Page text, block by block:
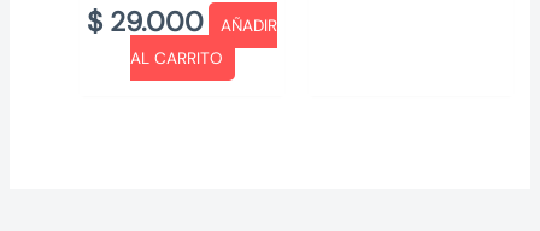
$ 29.000
AÑADIR
AL CARRITO